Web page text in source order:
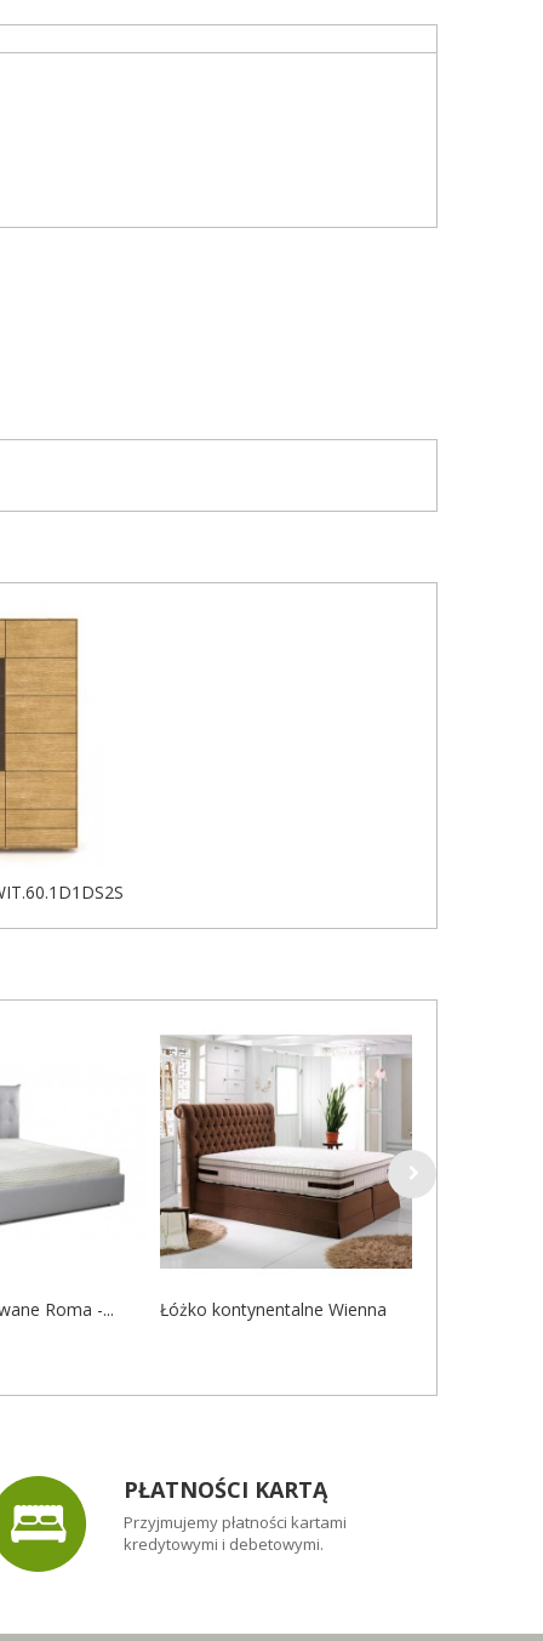
Roma -... Łóżko kontynentalne Wienna
PŁATNOŚCI KARTĄ
Przyjmujemy płatności kartami
kredytowymi i debetowymi.